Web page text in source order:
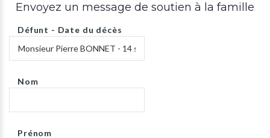
Envoyez un message de soutien à la famille
Défunt - Date du décès
Nom
Prénom